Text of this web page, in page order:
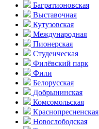
Багратионовская
Выставочная
Кутузовская
Международная
Пионерская
Студенческая
Филёвский парк
Фили
Белорусская
Добрынинская
Комсо­мольская
Краснопресненская
Новослободская